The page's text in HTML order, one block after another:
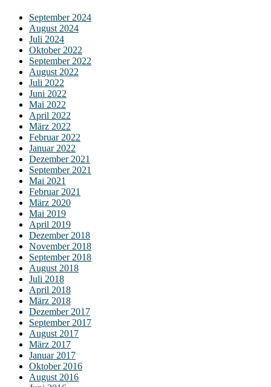
September 2024
August 2024
Juli 2024
Oktober 2022
September 2022
August 2022
Juli 2022
Juni 2022
Mai 2022
April 2022
März 2022
Februar 2022
Januar 2022
Dezember 2021
September 2021
Mai 2021
Februar 2021
März 2020
Mai 2019
April 2019
Dezember 2018
November 2018
September 2018
August 2018
Juli 2018
April 2018
März 2018
Dezember 2017
September 2017
August 2017
März 2017
Januar 2017
Oktober 2016
August 2016